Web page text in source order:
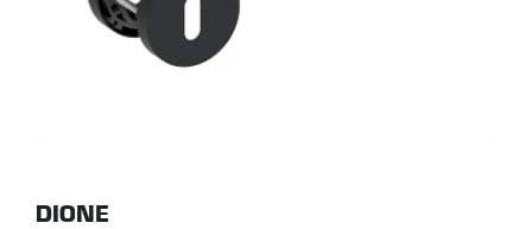
DIONE